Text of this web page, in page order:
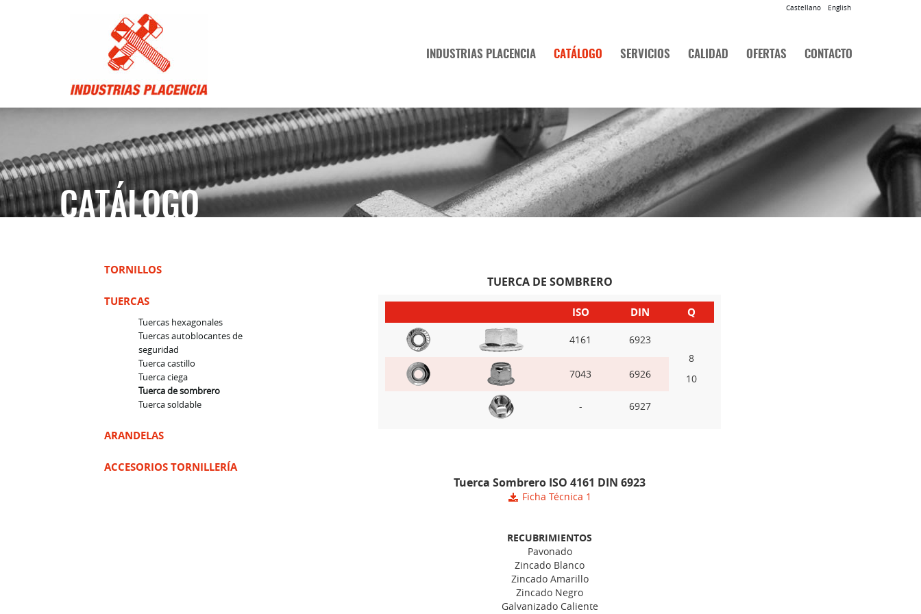
Castellano English
INDUSTRIAS PLACENCIA CATÁLOGO SERVICIOS CALIDAD OFERTAS CONTACTO
CATÁLOGO
TORNILLOS
TUERCAS
Tuercas hexagonales
Tuercas autoblocantes de
seguridad
Tuerca castillo
Tuerca ciega
Tuerca de sombrero
Tuerca soldable
ARANDELAS
ACCESORIOS TORNILLERÍA
TUERCA DE SOMBRERO
ISO DIN Q
4161
6923
8
10
7043 6926
- 6927
Tuerca Sombrero ISO 4161 DIN 6923
Ficha Técnica 1
RECUBRIMIENTOS
Pavonado
Zincado Blanco
Zincado Amarillo
Zincado Negro
Galvanizado Caliente